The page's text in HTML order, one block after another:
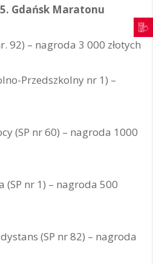
Gdańsk Maratonu
92) – nagroda 3 000 złotych
Przedszkolny nr 1) –
(SP nr 60) – nagroda 1000
(SP nr 1) – nagroda 500
(SP nr 82) – nagroda